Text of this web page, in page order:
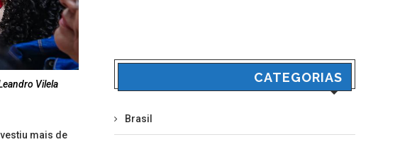
Vilela
mais de
CATEGORIAS
Brasil